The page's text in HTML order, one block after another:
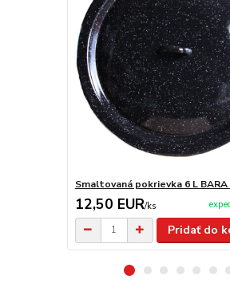
Smaltovaná pokrievka 6 L BARA
12,50 EUR/ks
Pridať do